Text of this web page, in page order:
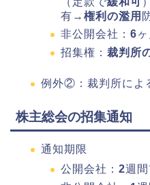
有→ 権利の濫用
非公開会社： 6
招集権： 裁判所
例外②：裁判所によ
株主総会の招集通知
通知期限
公開会社： 2週